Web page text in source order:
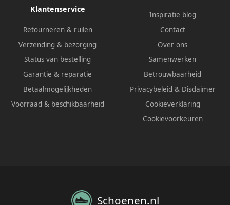
Klantenservice
Retourneren & ruilen
Verzending & bezorging
Status van bestelling
Garantie & reparatie
Betaalmogelijkheden
Voorraad & beschikbaarheid
Inspiratie blog
Contact
Over ons
Samenwerken
Betrouwbaarheid
Privacybeleid & Disclaimer
Cookieverklaring
Cookievoorkeuren
Schoenen.nl